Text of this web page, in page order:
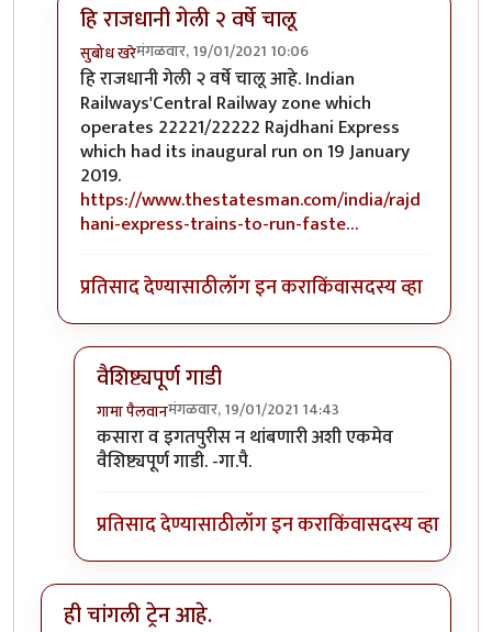
हि राजधानी गेली २ वर्षे चालू
सुबोध खरेमंगळवार, 19/01/2021 10:06
In reply toराजधानी...byहेमंतकुमार
हि राजधानी गेली २ वर्षे चालू आहे. Indian
Railways'Central Railway zone which
operates 22221/22222 Rajdhani Express
which had its inaugural run on 19 January
2019.
https://www.thestatesman.com/india/rajd
hani-express-trains-to-run-faste…
प्रतिसाद देण्यासाठीलॉग इन कराकिंवासदस्य व्हा
वैशिष्ट्यपूर्ण गाडी
गामा पैलवानमंगळवार, 19/01/2021 14:43
In reply toहि राजधानी गेली २ वर्षे चालूby
कसारा व इगतपुरीस न थांबणारी अशी एकमेव
वैशिष्ट्यपूर्ण गाडी. -गा.पै.
प्रतिसाद देण्यासाठीलॉग इन कराकिंवासदस्य व्हा
ही चांगली ट्रेन आहे.